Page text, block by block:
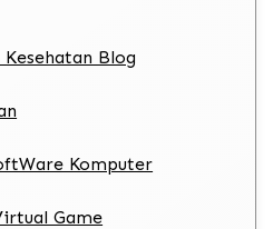
Blog
Komputer
Game